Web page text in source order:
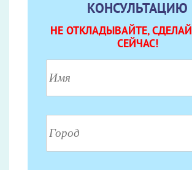
КОНСУЛЬТАЦИЮ
НЕ ОТКЛАДЫВАЙТЕ,
СЕЙЧАС!